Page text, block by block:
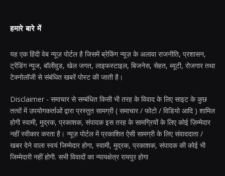
हमारे बारे में
यह एक हिंदी वेब न्यूज़ पोर्टल है जिसमें ब्रेकिंग न्यूज़ के अलावा राजनीति, प्रशासन,
ट्रेंडिंग न्यूज, बॉलीवुड, खेल जगत, लाइफस्टाइल, बिजनेस, सेहत, ब्यूटी, रोजगार तथा
टेक्नोलॉजी से संबंधित खबरें पोस्ट की जाती है।
Disclaimer - समाचार से सम्बंधित किसी भी तरह के विवाद के लिए साइट के कुछ
तत्वों में उपयोगकर्ताओं द्वारा प्रस्तुत सामग्री ( समाचार / फोटो / विडियो आदि ) शामिल
होगी स्वामी, मुद्रक, प्रकाशक, संपादक इस तरह के सामग्रियों के लिए कोई ज़िम्मेदार
नहीं स्वीकार करता है। न्यूज़ पोर्टल में प्रकाशित ऐसी सामग्री के लिए संवाददाता /
खबर देने वाला स्वयं जिम्मेदार होगा, स्वामी, मुद्रक, प्रकाशक, संपादक की कोई भी
जिम्मेदारी नहीं होगी. सभी विवादों का न्यायक्षेत्र रायपुर होगा